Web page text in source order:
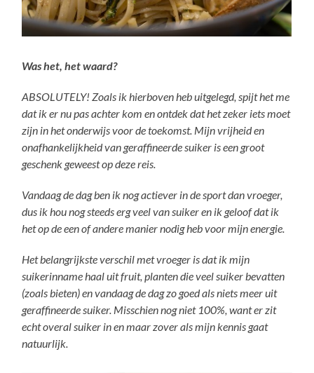
Was het, het waard?
ABSOLUTELY! Zoals ik hierboven heb uitgelegd, spijt het me
dat ik er nu pas achter kom en ontdek dat het zeker iets moet
zijn in het onderwijs voor de toekomst. Mijn vrijheid en
onafhankelijkheid van geraffineerde suiker is een groot
geschenk geweest op deze reis.
Vandaag de dag ben ik nog actiever in de sport dan vroeger,
dus ik hou nog steeds erg veel van suiker en ik geloof dat ik
het op de een of andere manier nodig heb voor mijn energie.
Het belangrijkste verschil met vroeger is dat ik mijn
suikerinname haal uit fruit, planten die veel suiker bevatten
(zoals bieten) en vandaag de dag zo goed als niets meer uit
geraffineerde suiker. Misschien nog niet 100%, want er zit
echt overal suiker in en maar zover als mijn kennis gaat
natuurlijk.